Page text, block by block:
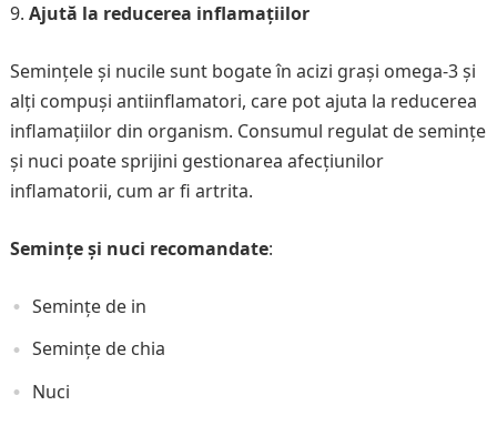
Ajută la reducerea inflamațiilor
Semințele și nucile sunt bogate în acizi grași omega-3 și
alți compuși antiinflamatori, care pot ajuta la reducerea
inflamațiilor din organism. Consumul regulat de semințe
și nuci poate sprijini gestionarea afecțiunilor
inflamatorii, cum ar fi artrita.
Semințe și nuci recomandate:
Semințe de in
Semințe de chia
Nuci